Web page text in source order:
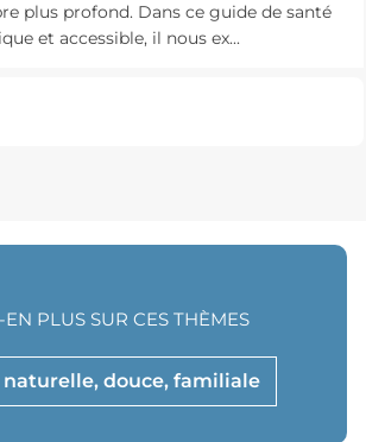
plus profond. Dans ce guide de santé
et accessible, il nous ex...
naturelle, douce, familiale
EN PLUS SUR CES THÈMES